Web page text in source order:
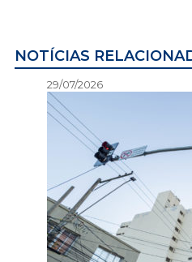
NOTÍCIAS
29/07/2026